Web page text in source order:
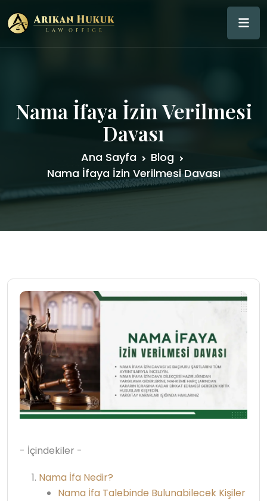
Nama İfaya İzin Verilmesi
Davası
Ana Sayfa
Blog
Nama İfaya İzin Verilmesi Davası
- İçindekiler -
Nama İfa Nedir?
Nama İfa Talebinde Bulunabilecek Kişiler